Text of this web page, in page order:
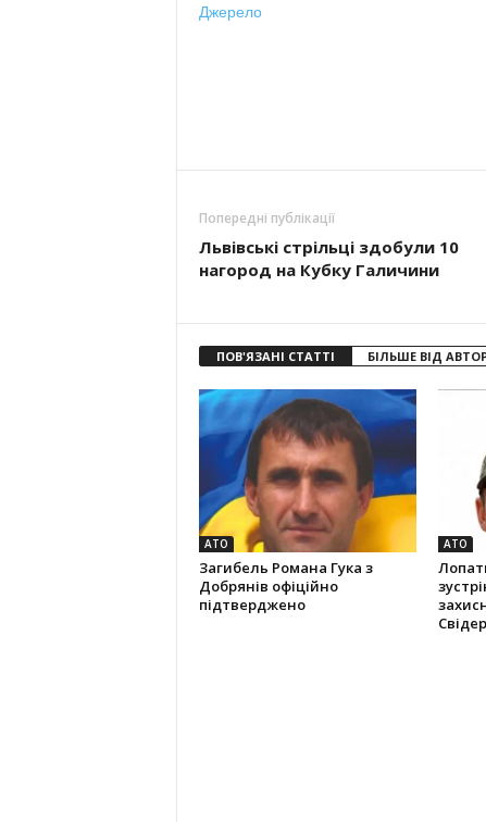
Джерело
Попередні публікації
Львівські стрільці здобули 10
нагород на Кубку Галичини
ПОВ'ЯЗАНІ СТАТТІ БІЛЬШЕ ВІД
АТО
Загибель Романа Гука з
Добрянів офіційно
підтверджено
АТО